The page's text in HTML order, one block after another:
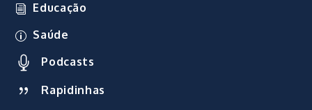
Educação
Saúde
Podcasts
Rapidinhas